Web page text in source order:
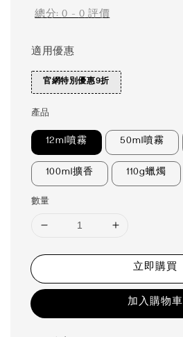
總分:0-0評價
適用優惠
官網特別優惠9折
產品
12ml噴霧 50ml噴霧
100ml擴香 110g蠟燭
數量
立即購買
加入購物車